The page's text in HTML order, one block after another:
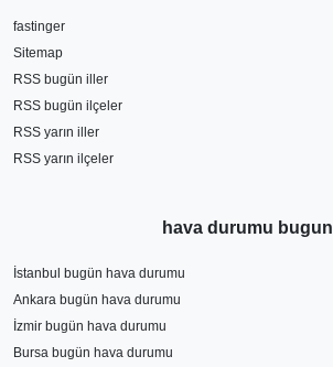
fastinger
Sitemap
RSS bugün iller
RSS bugün ilçeler
RSS yarın iller
RSS yarın ilçeler
hava durumu bugun
İstanbul bugün hava durumu
Ankara bugün hava durumu
İzmir bugün hava durumu
Bursa bugün hava durumu